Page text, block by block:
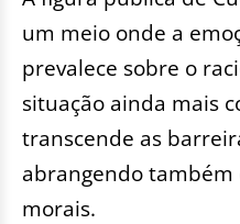
um meio onde a
prevalece sobre o
situação ainda mais
transcende as
abrangendo também
morais.